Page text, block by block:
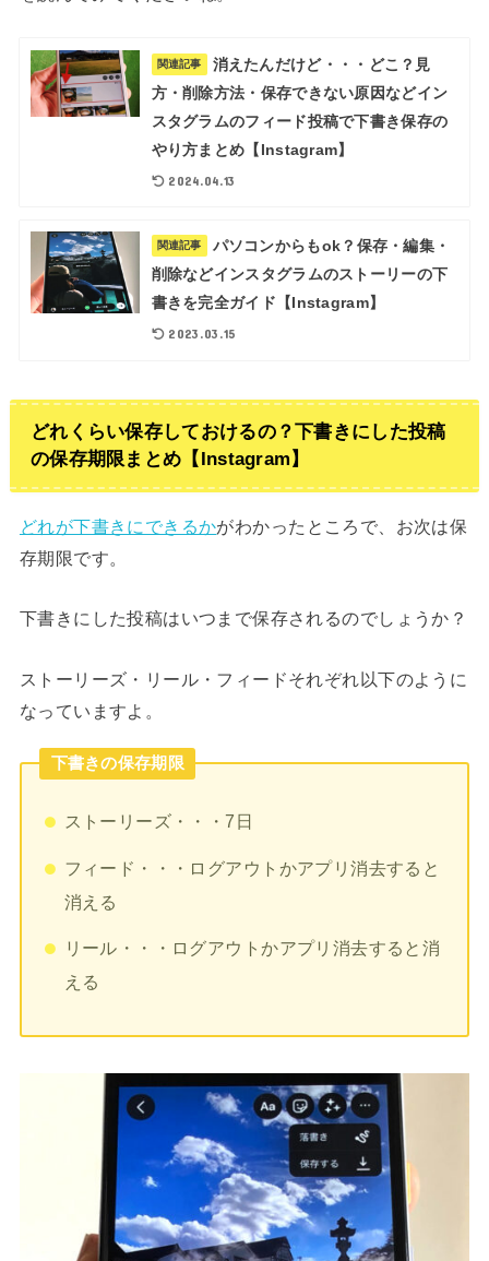
関連記事
消えたんだけど・・・どこ？見
方・削除方法・保存できない原因などイン
スタグラムのフィード投稿で下書き保存の
やり方まとめ【Instagram】
2024.04.13
関連記事
パソコンからもok？保存・編集・
削除などインスタグラムのストーリーの下
書きを完全ガイド【Instagram】
2023.03.15
どれくらい保存しておけるの？下書きにした投稿
の保存期限まとめ【Instagram】
どれが下書きにできるかがわかったところで、お次は保
存期限です。
下書きにした投稿はいつまで保存されるのでしょうか？
ストーリーズ・リール・フィードそれぞれ以下のように
なっていますよ。
下書きの保存期限
ストーリーズ・・・7日
フィード・・・ログアウトかアプリ消去すると
消える
リール・・・ログアウトかアプリ消去すると消
える